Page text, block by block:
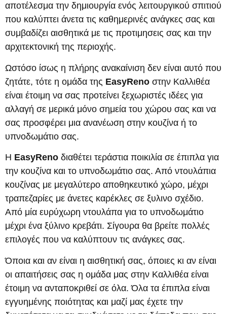
αποτέλεσμα την δημιουργία ενός λειτουργικού σπιτιού
που καλύπτει άνετα τις καθημερινές ανάγκες σας και
συμβαδίζει αισθητικά με τις προτιμησεις σας και την
αρχιτεκτονική της περιοχής.
Ωστόσο ίσως η πλήρης ανακαίνιση δεν είναι αυτό που
ζητάτε, τότε η ομάδα της EasyReno στην Καλλιθέα
είναι έτοιμη να σας προτείνει ξεχωριστές ιδέες για
αλλαγή σε μερικά μόνο σημεία του χώρου σας και να
σας προσφέρει μια ανανέωση στην κουζίνα ή το
υπνοδωμάτιο σας.
Η EasyReno διαθέτει τεράστια ποικιλία σε έπιπλα για
την κουζίνα και το υπνοδωμάτιο σας. Από ντουλάπια
κουζίνας με μεγαλύτερο αποθηκευτικό χώρο, μέχρι
τραπεζαρίες με άνετες καρέκλες σε ξυλινο σχέδιο.
Από μία ευρύχωρη ντουλάπα για το υπνοδωμάτιο
μέχρι ένα ξύλινο κρεβάτι. Σίγουρα θα βρείτε πολλές
επιλογές που να καλύπτουν τις ανάγκες σας.
Όποια και αν είναι η αισθητική σας, όποιες κι αν είναι
οι απαιτήσεις σας η ομάδα μας στην Καλλιθέα είναι
έτοιμη να ανταποκριθεί σε όλα. Όλα τα έπιπλα είναι
εγγυημένης ποιότητας και μαζί μας έχετε την